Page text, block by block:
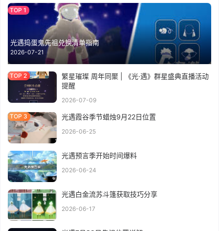
光遇捣蛋鬼先祖兑换清单指南
2026-07-21
繁星璀璨 周年同聚 | 《光·遇》群星盛典直播活动
提醒
2026-07-09
光遇霞谷季节蜡烛9月22日位置
2026-06-25
光遇预言季开始时间爆料
2026-06-24
光遇白金流苏斗篷获取技巧分享
2026-06-17